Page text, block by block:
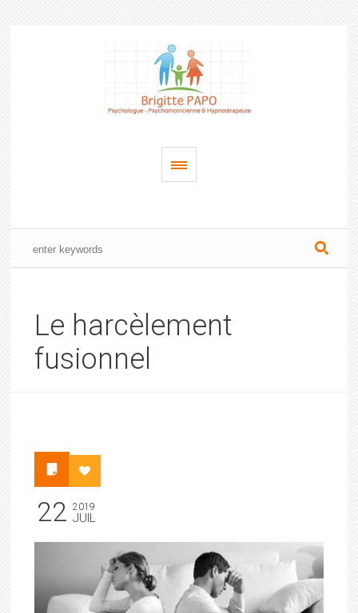
Le harcèlement
fusionnel
22 2019
JUIL